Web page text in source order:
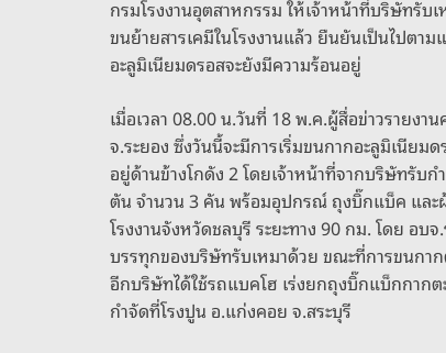
e
b
o
o
k
a
d
s
e
n
g
er
y
Li
k
l
กรมโรงงานอุตสาหกรรม ให้เจ้าหน้าที่บริษัทรับเ
ขนย้ายสารเคมีในโรงงานแล้ว ยืนยันเป็นไปต
อะลูมิเนียมดรอสจะยังมีความร้อนอยู่
เมื่อเวลา 08.00 น.วันที่ 18 พ.ค.ผู้สื่อข่าวรายง
จ.ระยอง ซึ่งวันนี้จะมีการเริ่มขนกากอะลูมิเนีย
อยู่ด้านข้างโกดัง 2 โดยเจ้าหน้าที่จากบริษัทรับ
ตัน จำนวน 3 คัน พร้อมอุปกรณ์ ถุงบิ๊กแบ็ค และ
โรงงานจังหวัดชลบุรี ระยะทาง 90 กม. โดย อ
บรรทุกของบริษัทรับเหมาด้วย ขณะที่การขนกา
อีกบริษัทได้ใช้รถแบคโฮ เร่งยกถุงบิ๊กแบ็กกาก
กำจัดที่โรงปูน อ.แก่งคอย จ.สระบุรี